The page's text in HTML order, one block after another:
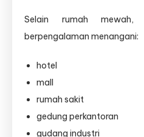
Selain rumah
berpengalaman menangani:
hotel
mall
rumah sakit
gedung perkantoran
gudang industri